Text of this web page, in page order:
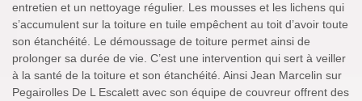
entretien et un nettoyage régulier. Les mousses et les lichens qui
s’accumulent sur la toiture en tuile empêchent au toit d’avoir toute
son étanchéité. Le démoussage de toiture permet ainsi de
prolonger sa durée de vie. C’est une intervention qui sert à veiller
à la santé de la toiture et son étanchéité. Ainsi Jean Marcelin sur
Pegairolles De L Escalett avec son équipe de couvreur offrent des